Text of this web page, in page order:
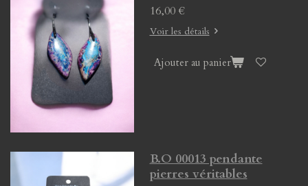
16,00 €
Voir les détails
Ajouter au panier
B.O 00013 pendante
pierres véritables